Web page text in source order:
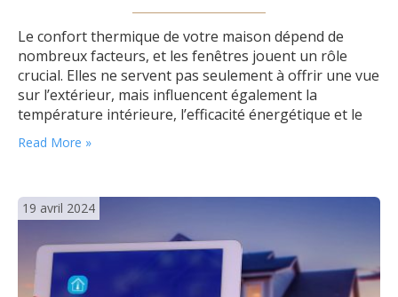
Le confort thermique de votre maison dépend de
nombreux facteurs, et les fenêtres jouent un rôle
crucial. Elles ne servent pas seulement à offrir une vue
sur l’extérieur, mais influencent également la
température intérieure, l’efficacité énergétique et le
bien-être général des occupants. L’importance des
fenêtres : une barrière contre les pertes de chaleur
Read More »
19 avril 2024